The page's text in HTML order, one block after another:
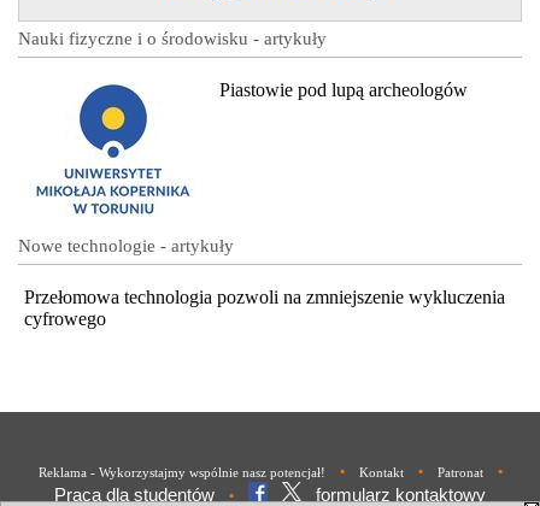
Nauki fizyczne i o środowisku - artykuły
Piastowie pod lupą archeologów
Nowe technologie - artykuły
Przełomowa technologia pozwoli na zmniejszenie wykluczenia
cyfrowego
Reklama - Wykorzystajmy wspólnie nasz potencjał! • Kontakt • Patronat •
Praca dla studentów • formularz kontaktowy